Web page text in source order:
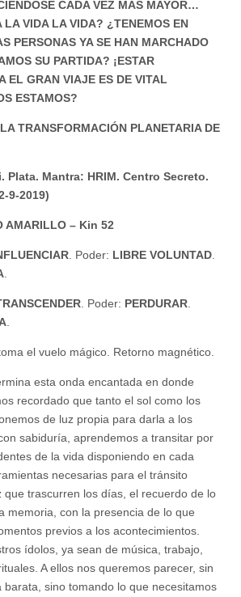
CADA VEZ MÁS MAYOR…
LA VIDA LA VIDA? ¿TENEMOS EN
PERSONAS YA SE HAN MARCHADO
SU PARTIDA? ¡ESTAR
EL GRAN VIAJE ES DE VITAL
ESTAMOS?
TRANSFORMACIÓN PLANETARIA DE
Plata. Mantra: HRIM. Centro Secreto.
9-2019)
AMARILLO – Kin 52
. Poder: LIBRE VOLUNTAD
. Poder: PERDURAR
el vuelo mágico. Retorno magnético.
esta onda encantada en donde
recordado que tanto el sol como los
de luz propia para darla a los
sabiduría, aprendemos a transitar por
de la vida disponiendo en cada
necesarias para el tránsito
que trascurren los días, el recuerdo de lo
memoria, con la presencia de lo que
previos a los acontecimientos.
ídolos, ya sean de música, trabajo,
A ellos nos queremos parecer, sin
sino tomando lo que necesitamos